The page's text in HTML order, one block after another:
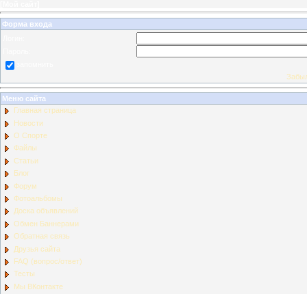
Форма входа
Меню сайта
Главная страница
Новости
О Спорте
Файлы
Статьи
Блог
Форум
Фотоальбомы
Доска объявлений
Обмен Баннерами
Обратная связь
Друзья сайта
FAQ (вопрос/ответ)
Тесты
Мы ВКонтакте